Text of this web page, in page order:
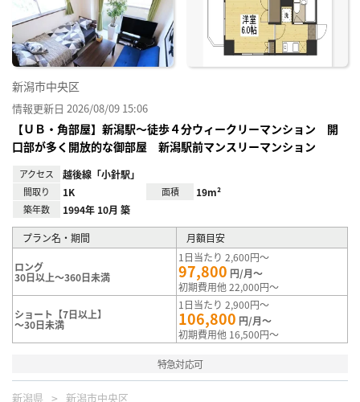
新潟市中央区
情報更新日 2026/08/09 15:06
【ＵＢ・角部屋】新潟駅～徒歩４分ウィークリーマンション 開
口部が多く開放的な御部屋 新潟駅前マンスリーマンション
アクセス 越後線「小針駅」
間取り 1K 面積 19m²
築年数 1994年 10月 築
プラン名・期間 月額目安
ロング
30日以上～360日未満
1日当たり 2,600円～
97,800 円/月～
初期費用他 22,000円～
ショート【7日以上】
～30日未満
1日当たり 2,900円～
106,800 円/月～
初期費用他 16,500円～
特急対応可
新潟県 新潟市中央区